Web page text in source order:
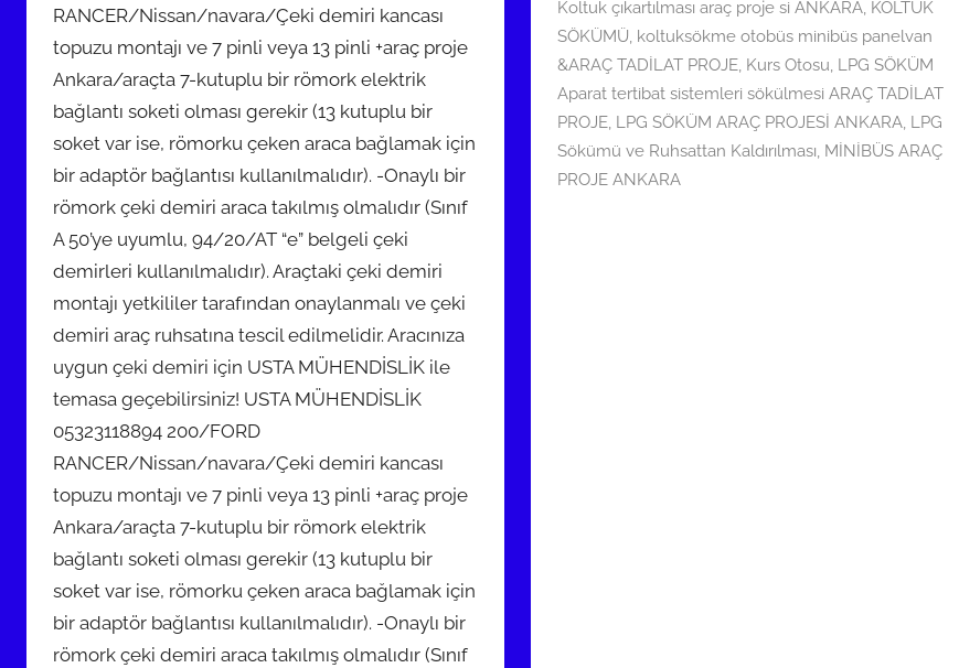
ı
s
2
0
a
r
i
h
i
n
d
ö
n
d
e
r
i
l
RANCER/Nissan/navara/Çeki demiri kancası
topuzu montajı ve 7 pinli veya 13 pinli +araç proje
Ankara/araçta 7-kutuplu bir römork elektrik
bağlantı soketi olması gerekir (13 kutuplu bir
soket var ise, römorku çeken araca bağlamak için
bir adaptör bağlantısı kullanılmalıdır). -Onaylı bir
römork çeki demiri araca takılmış olmalıdır (Sınıf
A 50’ye uyumlu, 94/20/AT “e” belgeli çeki
demirleri kullanılmalıdır). Araçtaki çeki demiri
montajı yetkililer tarafından onaylanmalı ve çeki
demiri araç ruhsatına tescil edilmelidir. Aracınıza
uygun çeki demiri için USTA MÜHENDİSLİK ile
temasa geçebilirsiniz! USTA MÜHENDİSLİK
05323118894 200/FORD
RANCER/Nissan/navara/Çeki demiri kancası
topuzu montajı ve 7 pinli veya 13 pinli +araç proje
Ankara/araçta 7-kutuplu bir römork elektrik
bağlantı soketi olması gerekir (13 kutuplu bir
soket var ise, römorku çeken araca bağlamak için
bir adaptör bağlantısı kullanılmalıdır). -Onaylı bir
römork çeki demiri araca takılmış olmalıdır (Sınıf
i
h
i
n
d
e
g
Koltuk çıkartılması araç proje si ANKARA, KOLTUK
SÖKÜMÜ, koltuksökme otobüs minibüs panelvan
&ARAÇ TADİLAT PROJE, Kurs Otosu, LPG SÖKÜM
Aparat tertibat sistemleri sökülmesi ARAÇ TADİLAT
PROJE, LPG SÖKÜM ARAÇ PROJESİ ANKARA, LPG
Sökümü ve Ruhsattan Kaldırılması, MİNİBÜS ARAÇ
PROJE ANKARA